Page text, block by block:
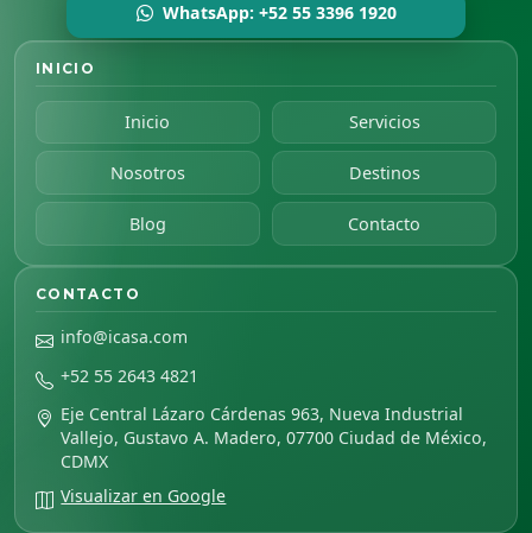
WhatsApp: +52 55 3396 1920
INICIO
Inicio Servicios
Nosotros Destinos
Blog Contacto
CONTACTO
info@icasa.com
+52 55 2643 4821
Eje Central Lázaro Cárdenas 963, Nueva Industrial
Vallejo, Gustavo A. Madero, 07700 Ciudad de México,
CDMX
Visualizar en Google